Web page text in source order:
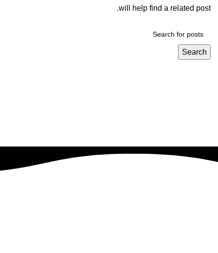
will help find a related post.
Search